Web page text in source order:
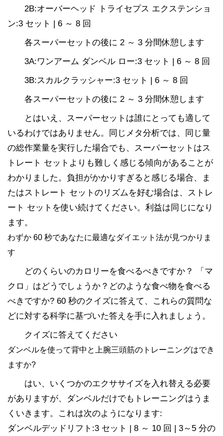
2B:オーバーヘッド トライセプス エクステンショ
ン:3 セット | 6 ～ 8 回
各スーパーセットの後に 2 ～ 3 分間休憩します
3A:ワンアーム ダンベル ロー:3 セット | 6 ～ 8 回
3B:スカルクラッシャー:3 セット | 6 ～ 8 回
各スーパーセットの後に 2 ～ 3 分間休憩します
とはいえ、スーパーセットは誰にとっても適して
いるわけではありません。同じメタ分析では、同じ量
の総作業量を実行した場合でも、スーパーセットはス
トレート セットよりも難しく感じる傾向があることが
わかりました。負担がかかりすぎると感じる場合、ま
たはストレート セットのリズムを好む場合は、ストレ
ート セットを使い続けてください。利益は同じになり
ます。
わずか 60 秒であなたに最適なダイエット法が見つかりま
す
どのくらいのカロリーを食べるべきですか？ 「マ
クロ」はどうでしょうか？どのような食べ物を食べる
べきですか? 60 秒のクイズに答えて、これらの質問な
どに対する科学に基づいた答えを手に入れましょう。
クイズに答えてください
ダンベルを使って背中と上腕三頭筋のトレーニングはでき
ますか?
はい、いくつかのエクササイズを入れ替える必要
がありますが、ダンベルだけでもトレーニングはうま
くいきます。これは次のようになります:
ダンベルデッドリフト:3 セット | 8 ～ 10 回 | 3～5 分の